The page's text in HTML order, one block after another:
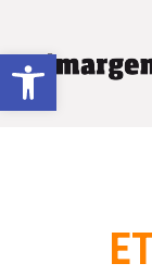
Abrir barra de